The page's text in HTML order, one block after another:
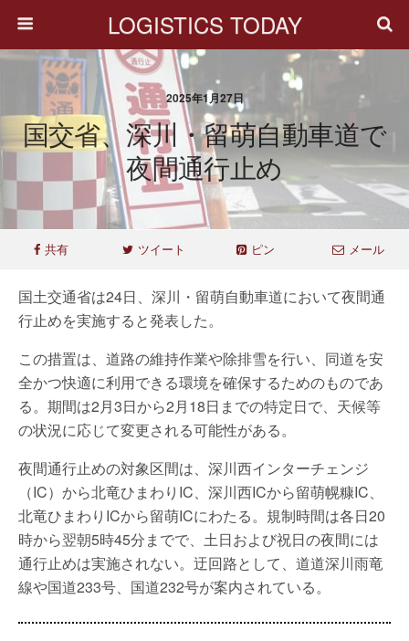
LOGISTICS TODAY
2025年1月27日
国交省、深川・留萌自動車道で
夜間通行止め
共有 ツイート ピン メール
国土交通省は24日、深川・留萌自動車道において夜間通
行止めを実施すると発表した。
この措置は、道路の維持作業や除排雪を行い、同道を安
全かつ快適に利用できる環境を確保するためのものであ
る。期間は2月3日から2月18日までの特定日で、天候等
の状況に応じて変更される可能性がある。
夜間通行止めの対象区間は、深川西インターチェンジ
（IC）から北竜ひまわりIC、深川西ICから留萌幌糠IC、
北竜ひまわりICから留萌ICにわたる。規制時間は各日20
時から翌朝5時45分までで、土日および祝日の夜間には
通行止めは実施されない。迂回路として、道道深川雨竜
線や国道233号、国道232号が案内されている。